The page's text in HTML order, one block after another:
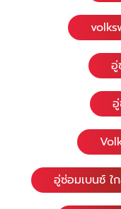
อู่
อู่ซ่อมเบนซ์ ใ